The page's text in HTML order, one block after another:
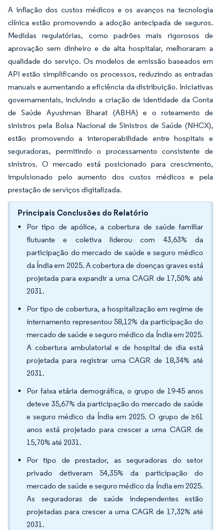
A inflação dos custos médicos e os avanços na tecnologia
clínica estão promovendo a adoção antecipada de seguros.
Medidas regulatórias, como padrões mais rigorosos de
aprovação sem dinheiro e de alta hospitalar, melhoraram a
qualidade do serviço. Os modelos de emissão baseados em
API estão simplificando os processos, reduzindo as entradas
manuais e aumentando a eficiência da distribuição. Iniciativas
governamentais, incluindo a criação de identidade da Conta
de Saúde Ayushman Bharat (ABHA) e o roteamento de
sinistros pela Bolsa Nacional de Sinistros de Saúde (NHCX),
estão promovendo a interoperabilidade entre hospitais e
seguradoras, permitindo o processamento consistente de
sinistros. O mercado está posicionado para crescimento,
impulsionado pelo aumento dos custos médicos e pela
prestação de serviços digitalizada.
Principais Conclusões do Relatório
Por tipo de apólice, a cobertura de saúde familiar
flutuante e coletiva liderou com 43,63% da
participação do mercado de saúde e seguro médico
da Índia em 2025. A cobertura de doenças graves está
projetada para expandir a uma CAGR de 17,50% até
2031.
Por tipo de cobertura, a hospitalização em regime de
internamento representou 58,12% da participação do
mercado de saúde e seguro médico da Índia em 2025.
A cobertura ambulatorial e de hospital de dia está
projetada para registrar uma CAGR de 18,34% até
2031.
Por faixa etária demográfica, o grupo de 19-45 anos
deteve 35,67% da participação do mercado de saúde
e seguro médico da Índia em 2025. O grupo de ≥61
anos está projetado para crescer a uma CAGR de
15,70% até 2031.
Por tipo de prestador, as seguradoras do setor
privado detiveram 54,35% da participação do
mercado de saúde e seguro médico da Índia em 2025.
As seguradoras de saúde independentes estão
projetadas para crescer a uma CAGR de 17,32% até
2031.